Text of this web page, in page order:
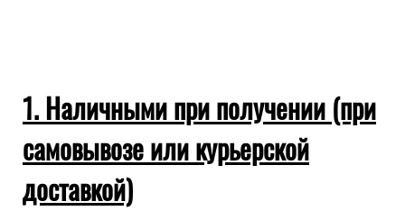
1. Наличными при получении (при
самовывозе или курьерской
доставкой)